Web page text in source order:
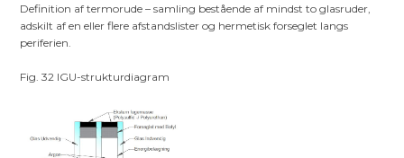
Definition af termorude – samling bestående af mindst to glasruder,
adskilt af en eller flere afstandslister og hermetisk forseglet langs
periferien.
Fig. 32 IGU-strukturdiagram